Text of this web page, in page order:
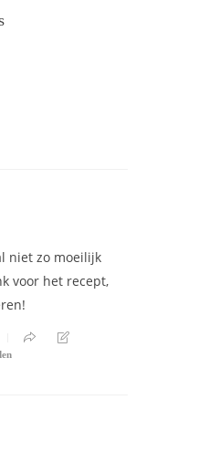
niet zo moeilijk
voor het recept,